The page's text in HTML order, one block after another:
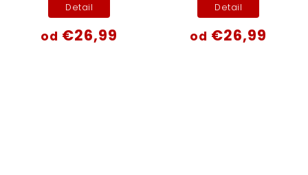
od €26,99
Detail
od €26,99
Detail